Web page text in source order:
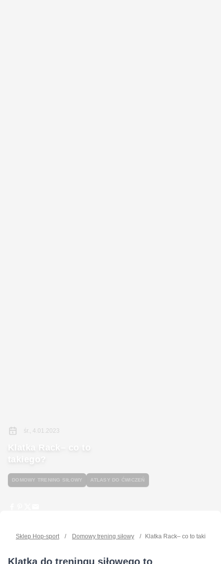
śr., 4.01.2023
Klatka Rack– co to
takiego?
DOMOWY TRENING SIŁOWY ATLASY DO ĆWICZEŃ
Sklep Hop-sport / Domowy trening siłowy / Klatka Rack– co to takiego?
Klatka do treningu siłowego to